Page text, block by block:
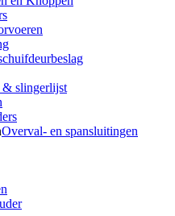
slingerlijst
Overval- en spansluitingen